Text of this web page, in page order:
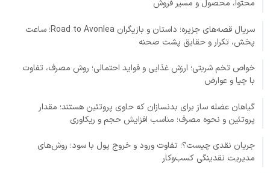
محتوا، محصول و مسیر فروش
سریال قصه‌های جزیره؛ داستان و بازیگران Road to Avonlea؛ ساعت
پخش، تکرار و حقایق پشت صحنه
خواص تخم شربتی؛ ارزش غذایی و فواید احتمالی؛ روش مصرف، تفاوت
با چیا و عوارض
گیاهان عضله ساز برای بدنسازان که حاوی پروتئین هستند؛ مقدار
پروتئین و نحوه مصرف؛ مناسب افزایش حجم و ریکاوری
جریان نقدی چیست؟؛ تفاوت ورود و خروج پول با سود؛ روش‌های
مدیریت نقدینگی کسب‌وکار